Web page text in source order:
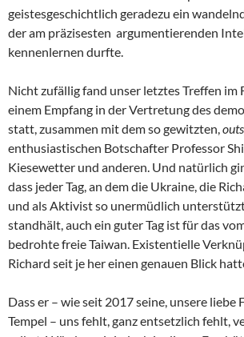
geistesgeschichtlich geradezu ein
der am präzisesten argumentierenden
kennenlernen durfte.
Nicht zufällig fand unser letztes Treffen im
einem Empfang in der Vertretung des
statt, zusammen mit dem so gewitzten,
enthusiastischen Botschafter Professor
Kiesewetter und anderen. Und natürlich
dass jeder Tag, an dem die Ukraine, die
und als Aktivist so unermüdlich
standhält, auch ein guter Tag ist für das
bedrohte freie Taiwan. Existentielle
Richard seit je her einen genauen Blick
Dass er – wie seit 2017 seine, unsere liebe
Tempel – uns fehlt, ganz entsetzlich fehlt,